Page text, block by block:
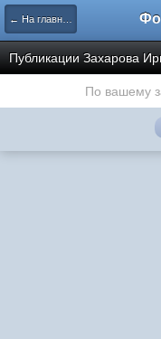
← На главную
Публикации Захарова
По вашему